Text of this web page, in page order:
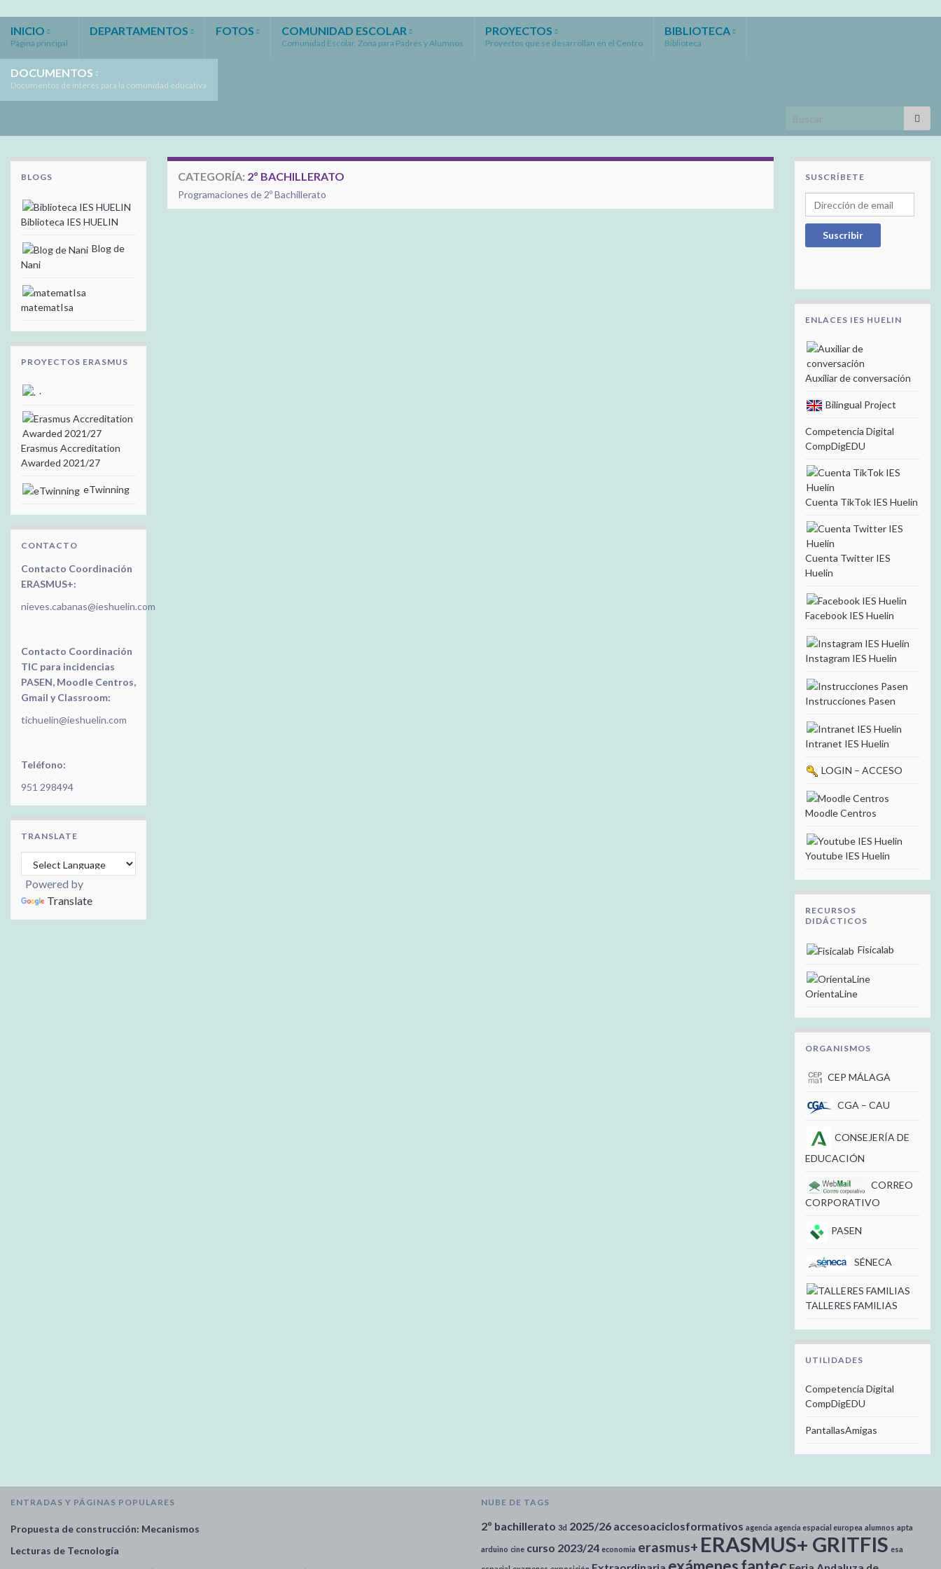
INICIO
Página principal
DEPARTAMENTOS FOTOS COMUNIDAD ESCOLAR
Comunidad Escolar. Zona para Padres y Alumnos
PROYECTOS
Proyectos que se desarrollan en el Centro
BIBLIOTECA
Biblioteca
DOCUMENTOS
Documentos de interés para la comunidad educativa
Search for:
CATEGORÍA: 2º BACHILLERATO
Programaciones de 2º Bachillerato
BLOGS
Biblioteca IES HUELIN
Blog de
Nani
matematIsa
PROYECTOS ERASMUS
.
Erasmus Accreditation
Awarded 2021/27
eTwinning
CONTACTO
Contacto Coordinación
ERASMUS+:
nieves.cabanas@ieshuelin.com
Contacto Coordinación
TIC para incidencias
PASEN, Moodle Centros,
Gmail y Classroom:
tichuelin@ieshuelin.com
Teléfono:
951 298494
TRANSLATE
Powered by
Translate
SUSCRÍBETE
Dirección de email
Suscribir
ENLACES IES HUELIN
Auxiliar de conversación
Bilingual Project
Competencia Digital
CompDigEDU
Cuenta TikTok IES Huelin
Cuenta Twitter IES
Huelin
Facebook IES Huelin
Instagram IES Huelin
Instrucciones Pasen
Intranet IES Huelin
LOGIN – ACCESO
Moodle Centros
Youtube IES Huelin
RECURSOS
DIDÁCTICOS
Fisicalab
OrientaLine
ORGANISMOS
CEP MÁLAGA
CGA – CAU
CONSEJERÍA DE
EDUCACIÓN
CORREO
CORPORATIVO
PASEN
SÉNECA
TALLERES FAMILIAS
UTILIDADES
Competencia Digital
CompDigEDU
PantallasAmigas
ENTRADAS Y PÁGINAS POPULARES
Propuesta de construcción: Mecanismos
Lecturas de Tecnología
NUBE DE TAGS
2º bachillerato 3d 2025/26 accesoaciclosformativos agencia agencia espacial europea alumnos apta
arduino cine curso 2023/24 economia erasmus+ ERASMUS+ GRITFIS esa